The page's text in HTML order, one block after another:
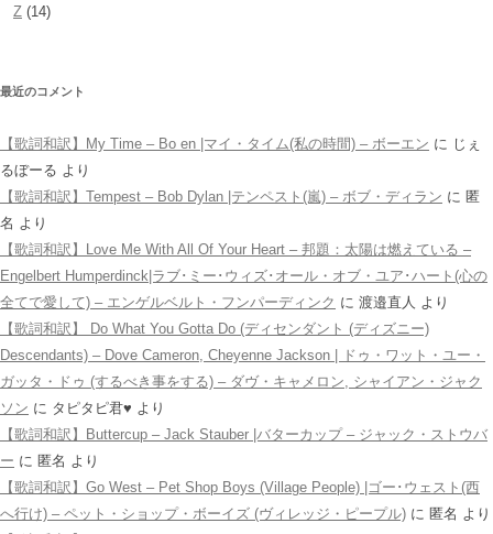
Z (14)
最近のコメント
【歌詞和訳】My Time – Bo en |マイ・タイム(私の時間) – ボーエン に じぇ
るぼーる より
【歌詞和訳】Tempest – Bob Dylan |テンペスト(嵐) – ボブ・ディラン に 匿
名 より
【歌詞和訳】Love Me With All Of Your Heart – 邦題：太陽は燃えている –
Engelbert Humperdinck|ラブ･ミー･ウィズ･オール・オブ・ユア･ハート(心の
全てで愛して) – エンゲルベルト・フンパーディンク に 渡邉直人 より
【歌詞和訳】 Do What You Gotta Do (ディセンダント (ディズニー)
Descendants) – Dove Cameron, Cheyenne Jackson | ドゥ・ワット・ユー・
ガッタ・ドゥ (するべき事をする) – ダヴ・キャメロン, シャイアン・ジャク
ソン に タピタピ君♥️ より
【歌詞和訳】Buttercup – Jack Stauber |バターカップ – ジャック・ストウバ
ー に 匿名 より
【歌詞和訳】Go West – Pet Shop Boys (Village People) |ゴー･ウェスト(西
へ行け) – ペット・ショップ・ボーイズ (ヴィレッジ・ピープル) に 匿名 より